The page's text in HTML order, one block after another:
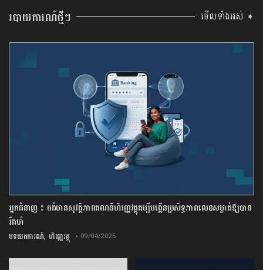
របាយការណ៍ថ្មីៗ មើលទាំងអស់ ➧
អ្នកជំនាញ ៖ ចង់មានសុវត្ថិភាពគណនីហិរញ្ញវត្ថុគប្បីបង្កើនប្រសិទ្ធភាពលេខសម្ងាត់ឱ្យបាន
រឹងមាំ
បទយកការណ៍, ហិរញ្ញវត្ថុ • 09/04/2026